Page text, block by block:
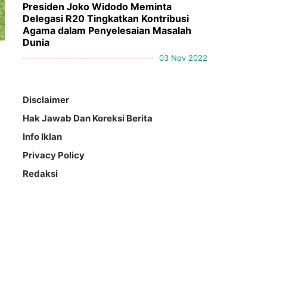
Presiden Joko Widodo Meminta
Delegasi R20 Tingkatkan Kontribusi
Agama dalam Penyelesaian Masalah
Dunia
03 Nov 2022
Disclaimer
Hak Jawab Dan Koreksi Berita
Info Iklan
Privacy Policy
Redaksi